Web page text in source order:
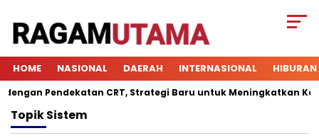
HOME NASIONAL DAERAH INTERNASIONAL HIBURAN
Pendekatan CRT, Strategi Baru untuk Meningkatkan
TopikSistem